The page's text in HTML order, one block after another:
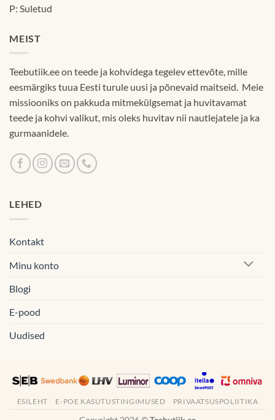
P: Suletud
MEIST
Teebutiik.ee on teede ja kohvidega tegelev ettevõte, mille
eesmärgiks tuua Eesti turule uusi ja põnevaid maitseid. Meie
missiooniks on pakkuda mitmekülgsemat ja huvitavamat
teede ja kohvi valikut, mis oleks huvitav nii nautlejatele ja ka
gurmaanidele.
LEHED
Kontakt
Minu konto
Blogi
E-pood
Uudised
ESILEHT E-POE KASUTUSTINGIMUSED PRIVAATSUSPOLIITIKA